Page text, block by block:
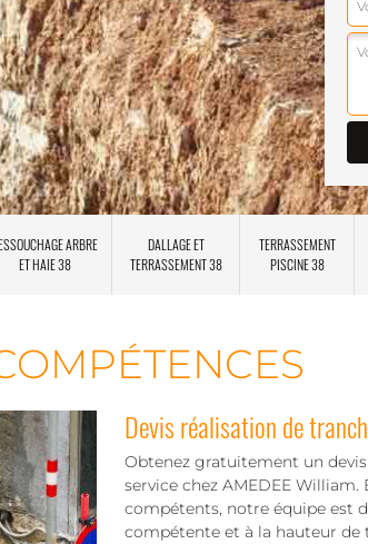
ARBRE
ET HAIE 38
DALLAGE ET
TERRASSEMENT 38
TERRASSEMENT
PISCINE 38
Devis réalisation de
Obtenez gratuitement un
service chez AMEDEE
compétents, notre équipe est
compétente et à la hauteur de